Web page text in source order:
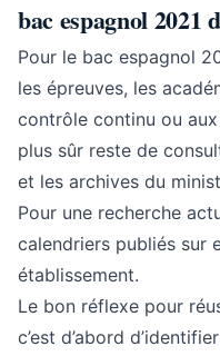
bac espagnol 2021
Pour le bac espagnol
les épreuves, les
contrôle continu ou
plus sûr reste de
et les archives du
Pour une recherche
calendriers publiés sur
établissement.
Le bon réflexe pour
c’est d’abord